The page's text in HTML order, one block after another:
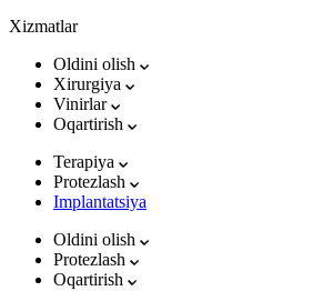
Xizmatlar
Oldini olish
Xirurgiya
Vinirlar
Oqartirish
Terapiya
Protezlash
Implantatsiya
Oldini olish
Protezlash
Oqartirish